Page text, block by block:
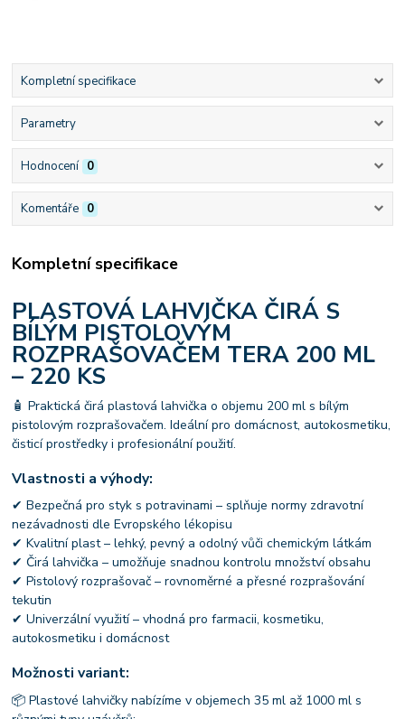
Kompletní specifikace
Parametry
Hodnocení 0
Komentáře 0
Kompletní specifikace
PLASTOVÁ LAHVIČKA ČIRÁ S
BÍLÝM PISTOLOVÝM
ROZPRAŠOVAČEM TERA 200 ML
– 220 KS
🧴 Praktická čirá plastová lahvička o objemu 200 ml s bílým
pistolovým rozprašovačem. Ideální pro domácnost, autokosmetiku,
čisticí prostředky i profesionální použití.
Vlastnosti a výhody:
✔ Bezpečná pro styk s potravinami – splňuje normy zdravotní
nezávadnosti dle Evropského lékopisu
✔ Kvalitní plast – lehký, pevný a odolný vůči chemickým látkám
✔ Čirá lahvička – umožňuje snadnou kontrolu množství obsahu
✔ Pistolový rozprašovač – rovnoměrné a přesné rozprašování
tekutin
✔ Univerzální využití – vhodná pro farmacii, kosmetiku,
autokosmetiku i domácnost
Možnosti variant:
📦 Plastové lahvičky nabízíme v objemech 35 ml až 1000 ml s